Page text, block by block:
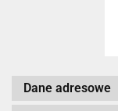
Dane adresowe